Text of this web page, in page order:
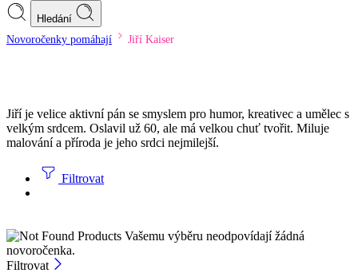
Hledání
Novoročenky pomáhají Jiří Kaiser
Jiří je velice aktivní pán se smyslem pro humor, kreativec a umělec s
velkým srdcem. Oslavil už 60, ale má velkou chuť tvořit. Miluje
malování a příroda je jeho srdci nejmilejší.
Filtrovat
Vašemu výběru neodpovídají žádná
novoročenka.
Filtrovat